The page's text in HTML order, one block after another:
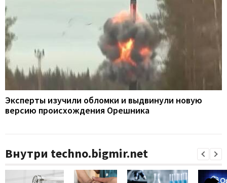
Эксперты изучили обломки и выдвинули новую
версию происхождения Орешника
Внутри techno.bigmir.net